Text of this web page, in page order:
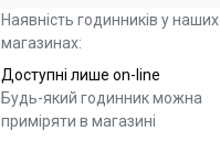
Наявність годинників у наших
магазинах:
Доступні лише on-line
Будь-який годинник можна
приміряти в магазині